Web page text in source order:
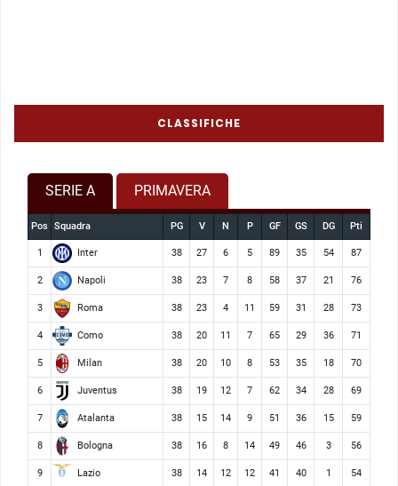
CLASSIFICHE
SERIE A PRIMAVERA
Pos Squadra PG V N P GF GS DG Pti
1 Inter 38 27 6 5 89 35 54 87
2 Napoli 38 23 7 8 58 37 21 76
3 Roma 38 23 4 11 59 31 28 73
4 Como 38 20 11 7 65 29 36 71
5 Milan 38 20 10 8 53 35 18 70
6 Juventus 38 19 12 7 62 34 28 69
7 Atalanta 38 15 14 9 51 36 15 59
8 Bologna 38 16 8 14 49 46 3 56
9 Lazio 38 14 12 12 41 40 1 54